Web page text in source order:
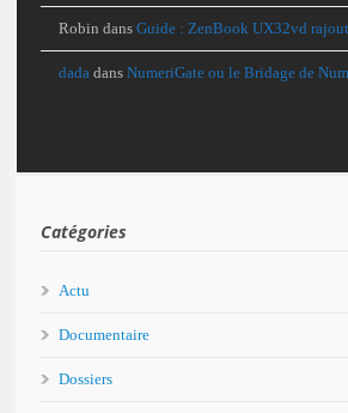
Robin dans Guide : ZenBook UX32vd
dada dans NumeriGate ou le Bridage de
Catégories
Actu
Documentaire
Dossiers